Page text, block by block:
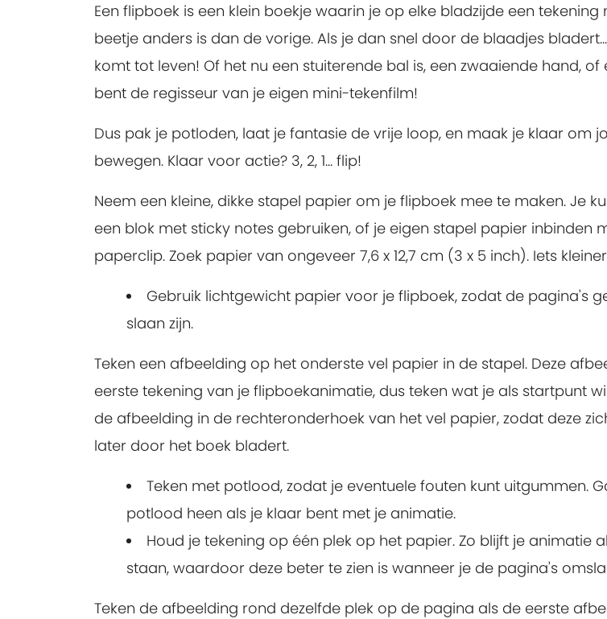
Een flipboek is een klein boekje waarin je op elke bladzijde een
beetje anders is dan de vorige. Als je dan snel door de blaadjes bladert...
komt tot leven! Of het nu een stuiterende bal is, een zwaaiende hand, of
bent de regisseur van je eigen mini-tekenfilm!
Dus pak je potloden, laat je fantasie de vrije loop, en maak je klaar om
bewegen. Klaar voor actie? 3, 2, 1... flip!
Neem een kleine, dikke stapel papier om je flipboek mee te maken. Je
een blok met sticky notes gebruiken, of je eigen stapel papier inbinden
paperclip. Zoek papier van ongeveer 7,6 x 12,7 cm (3 x 5 inch). Iets
Gebruik lichtgewicht papier voor je flipboek, zodat de pagina's
slaan zijn.
Teken een afbeelding op het onderste vel papier in de stapel. Deze
eerste tekening van je flipboekanimatie, dus teken wat je als startpunt
de afbeelding in de rechteronderhoek van het vel papier, zodat deze
later door het boek bladert.
Teken met potlood, zodat je eventuele fouten kunt uitgummen.
potlood heen als je klaar bent met je animatie.
Houd je tekening op één plek op het papier. Zo blijft je animatie
staan, waardoor deze beter te zien is wanneer je de pagina's
Teken de afbeelding rond dezelfde plek op de pagina als de eerste